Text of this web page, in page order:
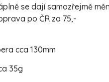
se dají samozřejmě
po ČR za 75,-
cca 130mm
35g